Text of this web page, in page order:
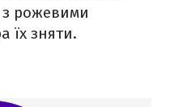
рожевими
їх зняти.